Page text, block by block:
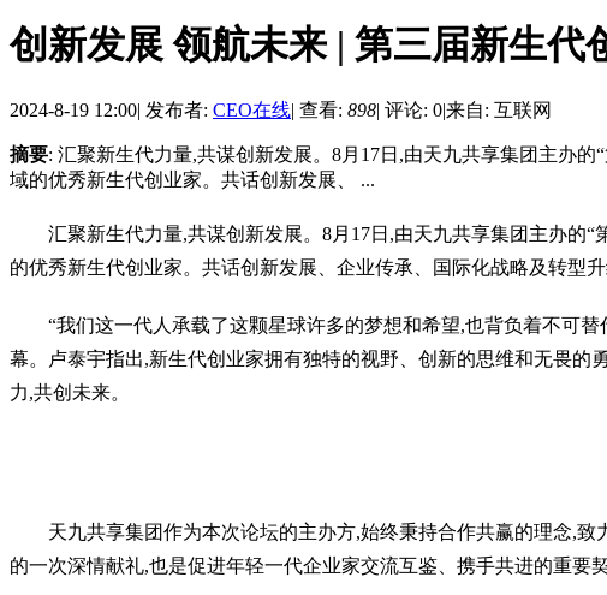
创新发展 领航未来 | 第三届新生
2024-8-19 12:00| 发布者: CEO在线| 查看: 898| 评论: 0|来自: 互联网
摘要: 汇聚新生代力量,共谋创新发展。8月17日,由天九共享集团主办
域的优秀新生代创业家。共话创新发展、 ...
汇聚新生代力量,共谋创新发展。8月17日,由天九共享集团主办的
的优秀新生代创业家。共话创新发展、企业传承、国际化战略及转型
“我们这一代人承载了这颗星球许多的梦想和希望,也背负着不可
幕。卢泰宇指出,新生代创业家拥有独特的视野、创新的思维和无畏
力,共创未来。
天九共享集团作为本次论坛的主办方,始终秉持合作共赢的理念,
的一次深情献礼,也是促进年轻一代企业家交流互鉴、携手共进的重要契